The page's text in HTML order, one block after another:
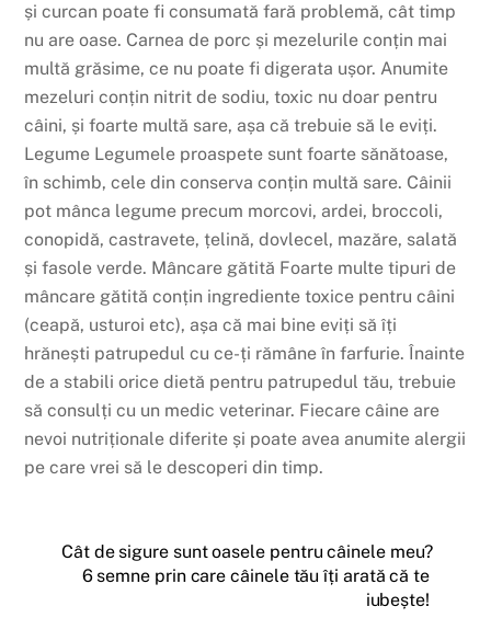
și curcan poate ficonsumată fară problemă,cât timp
nu areoase. Carnea de porc și mezelurileconțin mai
multă grăsime, ce nu poate fidigerata ușor. Anumite
mezeluriconțin nitrit de sodiu, toxic nu doar pentru
câini, și foarte multă sare, așa că trebuie să le eviți.
Legume Legumele proaspete sunt foarte sănătoase,
în schimb, cele dinconserva conțin multă sare. Câinii
pot mânca legume precum morcovi, ardei, broccoli,
conopidă, castravete,țelină, dovlecel, mazăre, salată
și fasole verde. Mâncare gătită Foarte multetipuri de
mâncare gătită conțin ingrediente toxice pentrucâini
(ceapă, usturoi etc), așa că mai bine eviți să îți
hrănești patrupedul cu ce-ți rămâne în farfurie.Înainte
de a stabili oricedietă pentru patrupedultău, trebuie
să consulți cu un medic veterinar. Fiecarecâine are
nevoi nutriționale diferite și poate avea anumite alergii
pe care vrei să le descoperi dintimp.
Cât de sigure sunt oasele pentru câinele meu?
6 semne prin care câinele tău îți arată că te
iubește!